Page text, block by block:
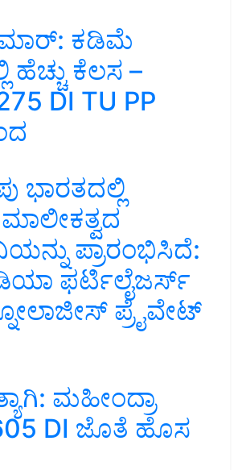
ಕಡಿಮೆ
ಕೆಲಸ –
DI TU PP
ಭಾರತದಲ್ಲಿ
ಪ್ರಾರಂಭಿಸಿದೆ:
ಫರ್ಟಿಲೈಜರ್ಸ್
ಪ್ರೈವೇಟ್
ಮಹೀಂದ್ರಾ
DI ಜೊತೆ ಹೊಸ